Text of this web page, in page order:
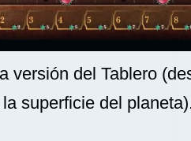
versión del Tablero
superficie del